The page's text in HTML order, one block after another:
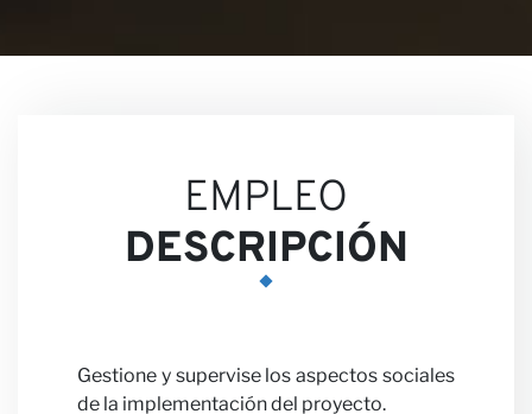
EMPLEO
DESCRIPCIÓN
Gestione y supervise los aspectos sociales
de la implementación del proyecto.